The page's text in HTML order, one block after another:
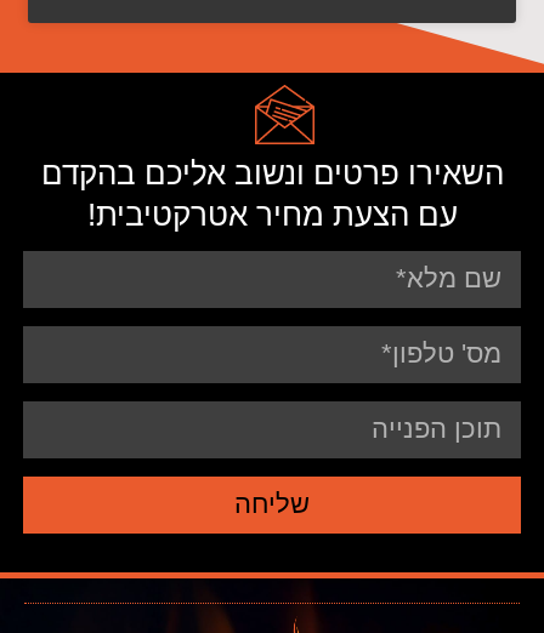
השאירו פרטים ונשוב אליכם בהקדם
עם הצעת מחיר אטרקטיבית!
שליחה